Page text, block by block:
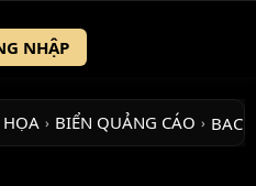
NHẬP
› BIỂN QUẢNG CÁO ›